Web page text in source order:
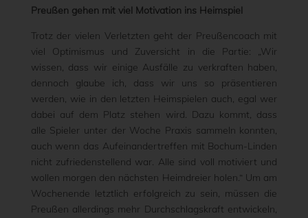
Preußen gehen mit viel Motivation ins Heimspiel
Trotz der vielen Verletzten geht der Preußencoach mit
viel Optimismus und Zuversicht in die Partie: „Wir
wissen, dass wir einige Ausfälle zu verkraften haben,
dennoch glaube ich, dass wir uns so präsentieren
werden, wie in den letzten Heimspielen auch, egal wer
dabei auf dem Platz stehen wird. Dazu kommt, dass
alle Spieler unter der Woche Praxis sammeln konnten,
auch wenn das Aufeinandertreffen mit Bochum-Linden
nicht zufriedenstellend war. Alle sind voll motiviert und
wollen morgen den nächsten Heimdreier holen.“ Um am
Wochenende letztlich erfolgreich zu sein, müssen die
Preußen allerdings mehr Durchschlagskraft entwickeln,